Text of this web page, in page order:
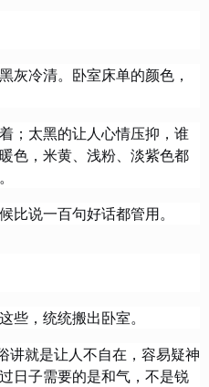
灰冷清。卧室床单的颜色，
；太黑的让人心情压抑，谁
色，米黄、浅粉、淡紫色都
比说一百句好话都管用。
些，统统搬出卧室。
讲就是让人不自在，容易疑神
日子需要的是和气，不是锐